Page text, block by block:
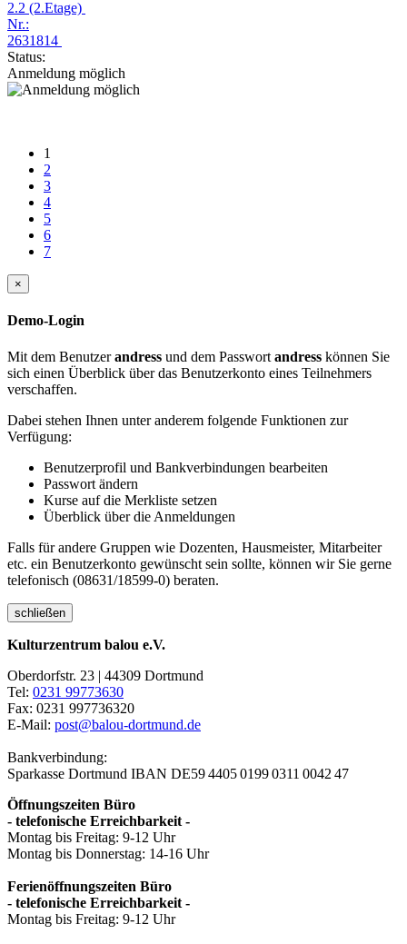
2.2 (2.Etage)
Nr.:
2631814
Status:
Anmeldung möglich
1
2
3
4
5
6
7
×
Demo-Login
Mit dem Benutzerandress und dem Passwort andress können Sie
sich einen Überblick über das Benutzerkonto eines Teilnehmers
verschaffen.
Dabei stehen Ihnen unter anderem folgende Funktionen zur
Verfügung:
Benutzerprofil und Bankverbindungen bearbeiten
Passwort ändern
Kurse auf die Merkliste setzen
Überblick über die Anmeldungen
Falls für andere Gruppen wie Dozenten, Hausmeister, Mitarbeiter
etc. ein Benutzerkonto gewünscht sein sollte, können wir Sie gerne
telefonisch (08631/18599-0) beraten.
schließen
Kulturzentrum balou e.V.
Oberdorfstr. 23 | 44309 Dortmund
Tel: 0231 99773630
Fax: 0231 997736320
E-Mail: post@balou-dortmund.de
Bankverbindung:
Sparkasse Dortmund IBAN DE59 4405 0199 0311 0042 47
Öffnungszeiten Büro
- telefonische Erreichbarkeit -
Montag bis Freitag: 9-12 Uhr
Montag bis Donnerstag: 14-16 Uhr
Ferienöffnungszeiten Büro
- telefonische Erreichbarkeit -
Montag bis Freitag: 9-12 Uhr